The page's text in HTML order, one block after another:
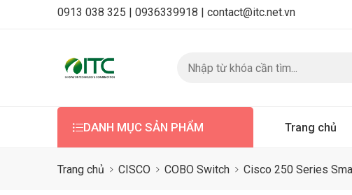
0913 038 325 | 0936339918 | contact@itc.net.vn
DANH MỤC SẢN PHẨM Trang chủ
Trang chủ CISCO COBO Switch Cisco 250 Series